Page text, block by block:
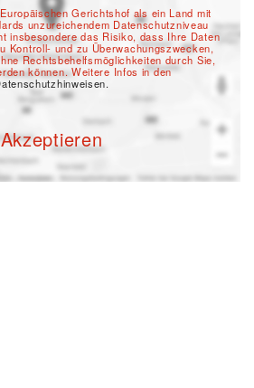
Gerichtshof als ein Land mit
unzureichendem Datenschutzniveau
insbesondere das Risiko, dass Ihre Daten
Kontroll- und zu Überwachungszwecken,
Rechtsbehelfsmöglichkeiten durch Sie,
können. Weitere Infos in den
Akzeptieren